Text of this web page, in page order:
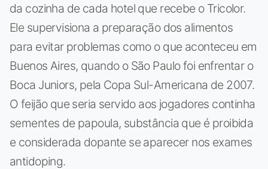
da cozinha de cada hotel que recebe o Tricolor.
Ele supervisiona a preparação dos alimentos
para evitar problemas como o que aconteceu em
Buenos Aires, quando o São Paulo foi enfrentar o
Boca Juniors, pela Copa Sul-Americana de 2007.
O feijão que seria servido aos jogadores continha
sementes de papoula, substância que é proibida
e considerada dopante se aparecer nos exames
antidoping.